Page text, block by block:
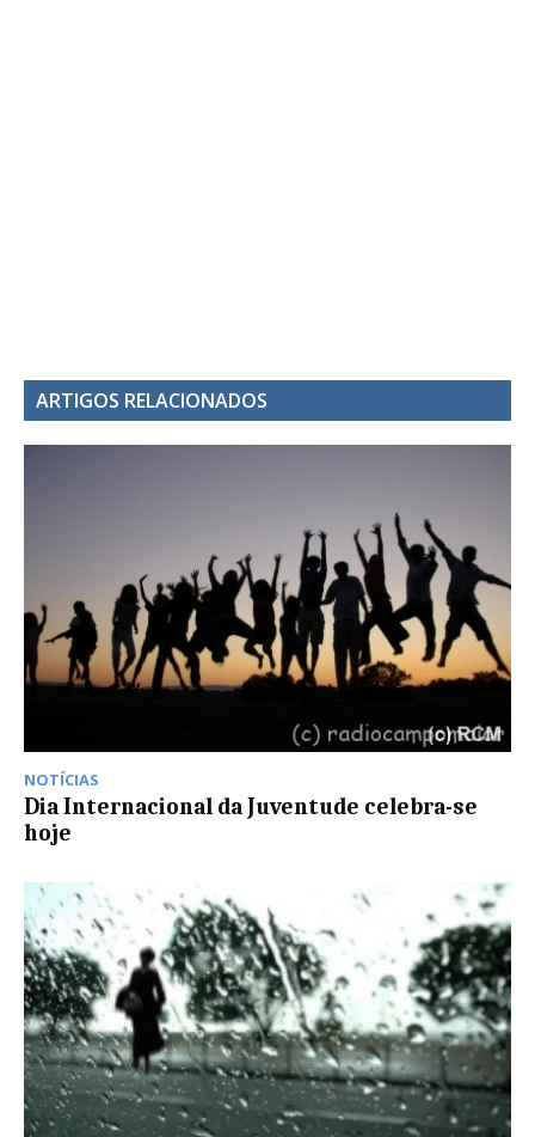
ARTIGOS RELACIONADOS
NOTÍCIAS
Dia Internacional da Juventude celebra-se
hoje